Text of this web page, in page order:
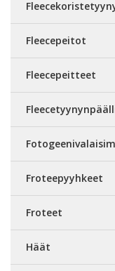
Fleecepeitot
Fleecepeitteet
Froteepyyhkeet
Froteet
Häät